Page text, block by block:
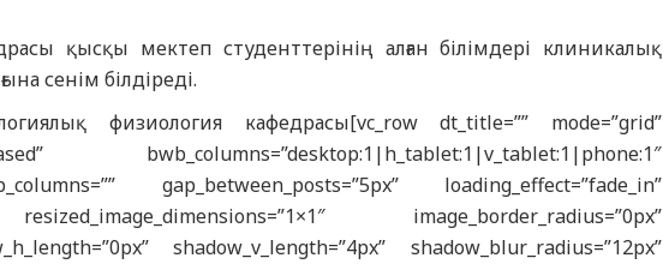
қысқы мектеп студенттерінің алған білімдері клиникалық
сенім білдіреді.
физиология кафедрасы[vc_row dt_title=”” mode=”grid”
bwb_columns=”desktop:1|h_tablet:1|v_tablet:1|phone:1″
gap_between_posts=”5px” loading_effect=”fade_in”
image_border_radius=”0px”
shadow_v_length=”4px” shadow_blur_radius=”12px”